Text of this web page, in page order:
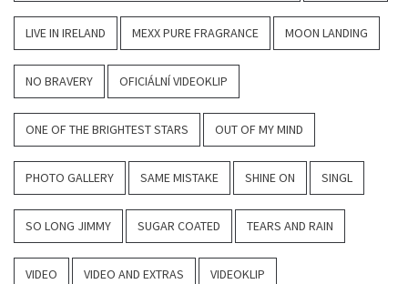
LIVE IN IRELAND MEXX PURE FRAGRANCE MOON LANDING
NO BRAVERY OFICIÁLNÍ VIDEOKLIP
ONE OF THE BRIGHTEST STARS OUT OF MY MIND
PHOTO GALLERY SAME MISTAKE SHINE ON SINGL
SO LONG JIMMY SUGAR COATED TEARS AND RAIN
VIDEO VIDEO AND EXTRAS VIDEOKLIP